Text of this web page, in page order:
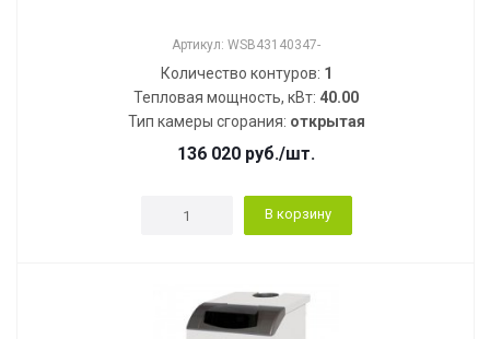
Артикул: WSB43140347-
Количество контуров: 1
Тепловая мощность, кВт: 40.00
Тип камеры сгорания: открытая
136 020 руб./шт.
В корзину